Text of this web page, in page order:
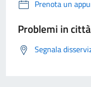
Prenota un
Problemi in città
Segnala